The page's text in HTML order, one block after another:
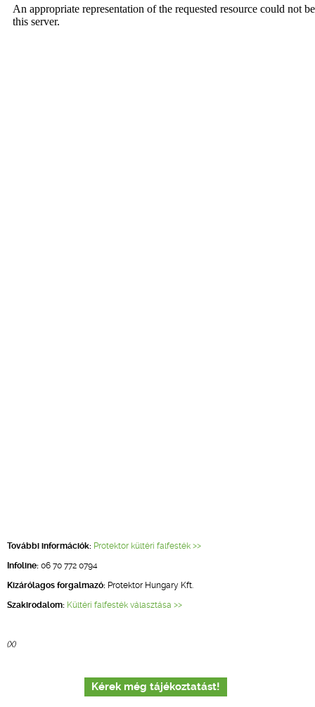
További információk: Protektor kültéri falfesték >>
Infoline: 06 70 772 0794
Kizárólagos forgalmazó: Protektor Hungary Kft.
Szakirodalom: Kültéri falfesték választása >>
(X)
Kérek még tájékoztatást!